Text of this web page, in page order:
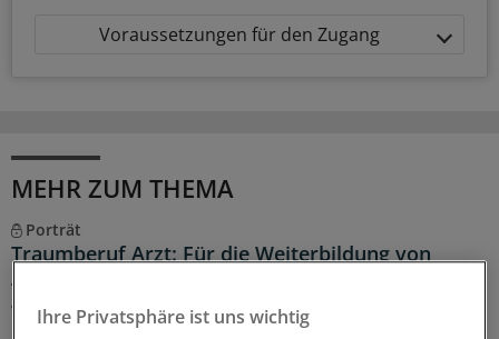
Voraussetzungen für den Zugang
MEHR ZUM THEMA
Porträt
Traumberuf Arzt: Für die Weiterbildung von
Aleppo nach Osnabrück
Wenn sie den Arztkittel tragen, sind die Zwillinge Yachar
Ihre Privatsphäre ist uns wichtig